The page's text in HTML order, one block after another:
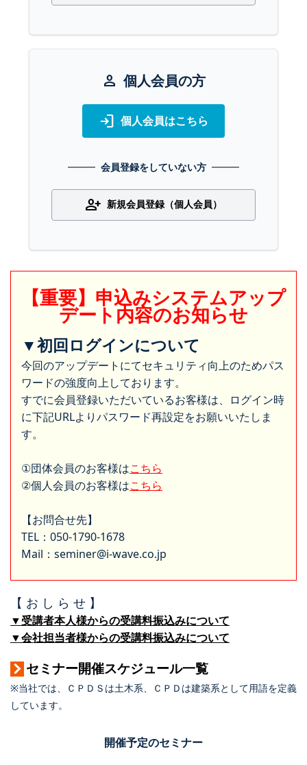
person 個人会員の方
login 個人会員はこちら
会員登録をしていない方
person_add 新規会員登録（個人会員）
【重要】申込みシステムアップ
デート内容のお知らせ
▼初回ログインについて
今回のアップデートにてセキュリティ向上のためパス
ワードの強度向上しております。
すでに会員登録いただいているお客様は、ログイン時
に下記URLよりパスワード再設定をお願いいたしま
す。
①団体会員のお客様はこちら
②個人会員のお客様はこちら
【お問合せ先】
TEL：050-1790-1678
Mail：seminer@i-wave.co.jp
【 お し ら せ 】
▼受講者本人様からの受講料振込みについて
▼会社担当者様からの受講料振込みについて
セミナー開催スケジュール一覧
※当社では、ＣＰＤＳは土木系、ＣＰＤは建築系として用語を定義
しています。
開催予定のセミナー